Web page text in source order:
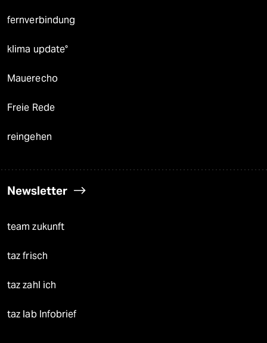
fernverbindung
klima update°
Mauerecho
Freie Rede
reingehen
Newsletter
team zukunft
taz frisch
taz zahl ich
taz lab Infobrief